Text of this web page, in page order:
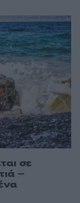
σε
–